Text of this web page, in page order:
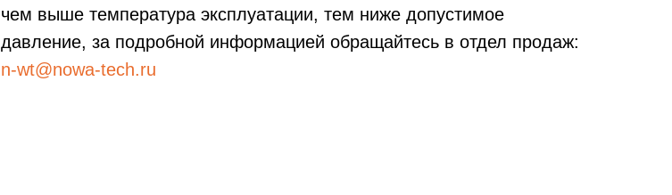
чем выше температура эксплуатации, тем ниже допустимое
давление, за подробной информацией обращайтесь в отдел продаж:
n-wt@nowa-tech.ru